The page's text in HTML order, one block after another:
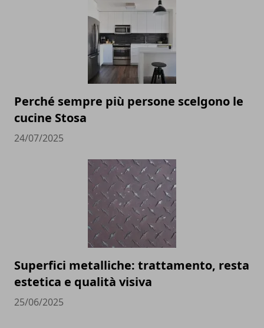
Perché sempre più persone scelgono le
cucine Stosa
24/07/2025
Superfici metalliche: trattamento, resta
estetica e qualità visiva
25/06/2025